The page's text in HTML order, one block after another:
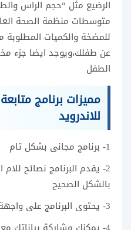
الرضيع مثل “حجم الراس
متوسطات منظمة الصحة
للمضخة والكميات المطلوبة
عن طفلك،ويوجد ايضا جزء
الطفل
مميزات برنامج
للاندرويد
1- برنامج مجانى بشكل تام
2- يقدم البرنامج نصائح
بالشكل الصحيح
3- يحتوى البرنامج على واجهة سهلة الاستخدام